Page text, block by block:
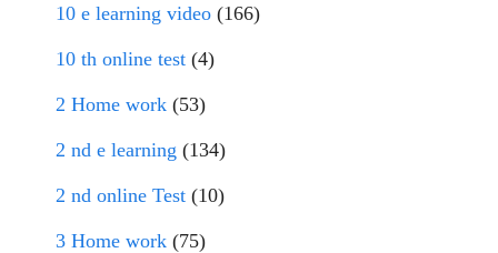
10 e learning video (166)
10 th online test (4)
2 Home work (53)
2 nd e learning (134)
2 nd online Test (10)
3 Home work (75)